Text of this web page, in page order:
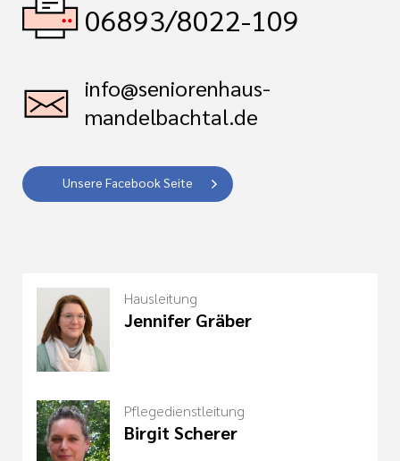
06893/8022-109
info@seniorenhaus-
mandelbachtal.de
Unsere Facebook Seite
Hausleitung
Jennifer Gräber
Pflegedienstleitung
Birgit Scherer